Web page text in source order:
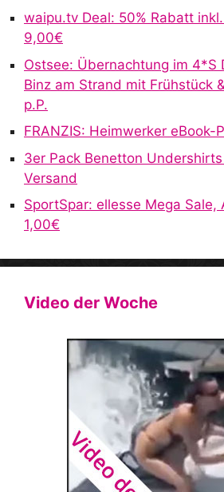
waipu.tv Deal: 50% Rabatt
9,00€
Ostsee: Übernachtung im 4*S
Binz am Strand mit Frühstück
p.P.
FRANZIS: Heimwerker eBook-
3er Pack Benetton
Versand
SportSpar: ellesse Mega
1,00€
Video der Woche